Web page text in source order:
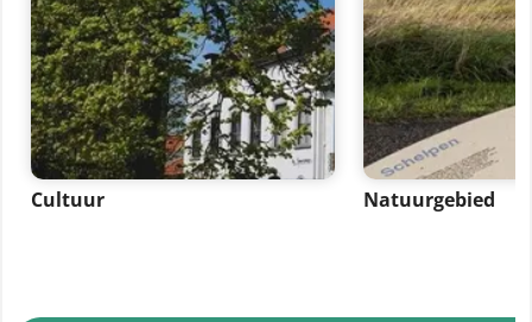
Cultuur Natuurgebied